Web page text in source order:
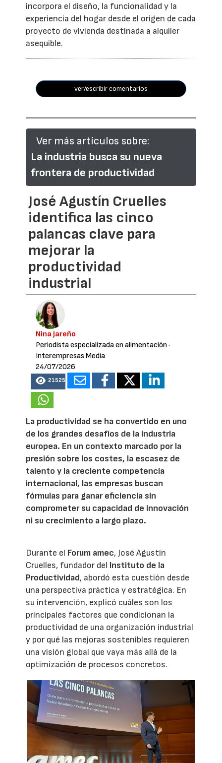
incorpora el diseño, la funcionalidad y la
experiencia del hogar desde el origen de cada
proyecto de vivienda destinada a alquiler
asequible.
ver/escribir comentarios
Ver más artículos sobre:
La industria busca su nueva
frontera de productividad
José Agustín Cruelles
identifica las cinco
palancas clave para
mejorar la
productividad
industrial
Nina Jareño
Periodista especializada en alimentación ·
Interempresas Media
24/07/2026
21525
La productividad se ha convertido en uno
de los grandes desafíos de la industria
europea. En un contexto marcado por la
presión sobre los costes, la escasez de
talento y la creciente competencia
internacional, las empresas buscan
fórmulas para ganar eficiencia sin
comprometer su capacidad de innovación
ni su crecimiento a largo plazo.
Durante el Forum amec, José Agustín
Cruelles, fundador del Instituto de la
Productividad, abordó esta cuestión desde
una perspectiva práctica y estratégica. En
su intervención, explicó cuáles son los
principales factores que condicionan la
productividad de una organización industrial
y por qué las mejoras sostenibles requieren
una visión global que vaya más allá de la
optimización de procesos concretos.